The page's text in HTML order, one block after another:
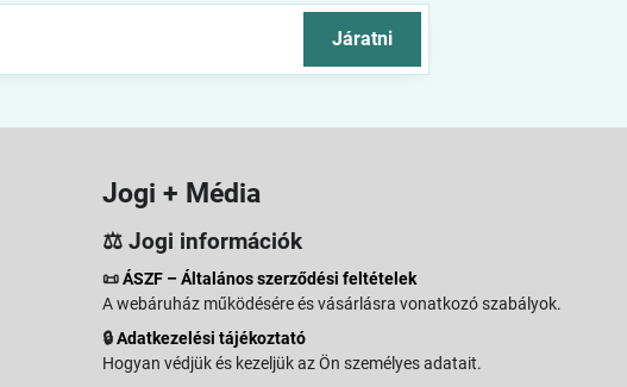
Járatni
Jogi + Média
⚖️ Jogi információk
📜ÁSZF – Általános szerződési feltételek
A webáruház működésére és vásárlásra vonatkozó szabályok.
🔒Adatkezelési tájékoztató
Hogyan védjük és kezeljük az Ön személyes adatait.